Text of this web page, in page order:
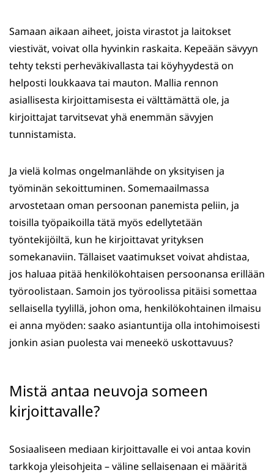
Samaan aikaan aiheet, joista virastot ja laitokset
viestivät, voivat olla hyvinkin raskaita. Kepeään sävyyn
tehty teksti perheväkivallasta tai köyhyydestä on
helposti loukkaava tai mauton. Mallia rennon
asiallisesta kirjoittamisesta ei välttämättä ole, ja
kirjoittajat tarvitsevat yhä enemmän sävyjen
tunnistamista.
Ja vielä kolmas ongelmanlähde on yksityisen ja
työminän sekoittuminen. Somemaailmassa
arvostetaan oman persoonan panemista peliin, ja
toisilla työpaikoilla tätä myös edellytetään
työntekijöiltä, kun he kirjoittavat yrityksen
somekanaviin. Tällaiset vaatimukset voivat ahdistaa,
jos haluaa pitää henkilökohtaisen persoonansa erillään
työroolistaan. Samoin jos työroolissa pitäisi somettaa
sellaisella tyylillä, johon oma, henkilökohtainen ilmaisu
ei anna myöden: saako asiantuntija olla intohimoisesti
jonkin asian puolesta vai meneekö uskottavuus?
Mistä antaa neuvoja someen
kirjoittavalle?
Sosiaaliseen mediaan kirjoittavalle ei voi antaa kovin
tarkkoja yleisohjeita – väline sellaisenaan ei määritä